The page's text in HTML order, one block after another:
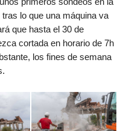
lo que una máquina va
que hasta el 30 de
cortada en horario de 7h
los fines de semana